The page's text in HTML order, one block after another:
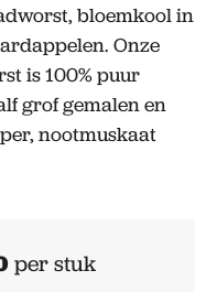
bloemkool in
Onze
is 100% puur
grof gemalen en
nootmuskaat
per stuk